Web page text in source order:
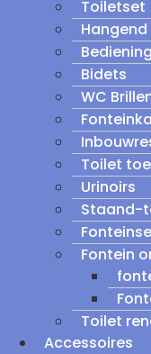
Toiletset
Bidets
WC
Toilet
Urinoirs
Staand-
Fontein
Toilet
Accessoires